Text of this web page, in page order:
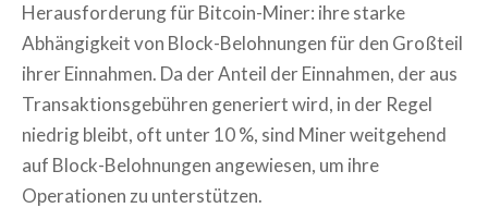
Herausforderung für Bitcoin-Miner: ihre starke
Abhängigkeit von Block-Belohnungen für den Großteil
ihrer Einnahmen. Da der Anteil der Einnahmen, der aus
Transaktionsgebühren generiert wird, in der Regel
niedrig bleibt, oft unter 10 %, sind Miner weitgehend
auf Block-Belohnungen angewiesen, um ihre
Operationen zu unterstützen.